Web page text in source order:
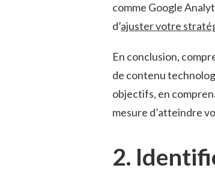
comme Google
d’ajuster votre
En conclusion,
de contenu
objectifs, en
mesure d’atteindre
2.